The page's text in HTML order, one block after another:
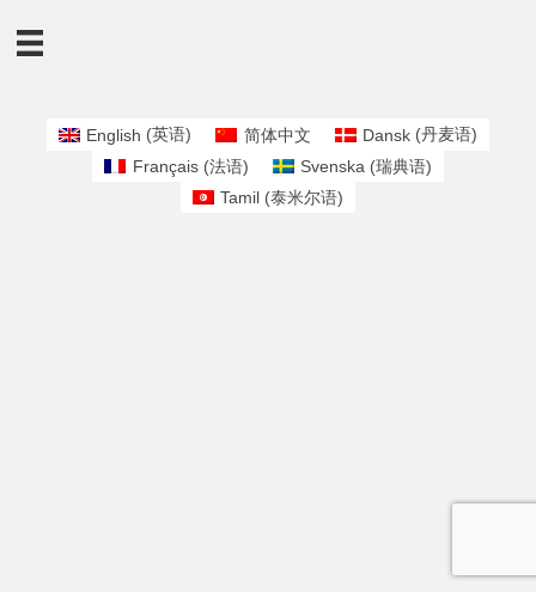
English (英语) 简体中文 Dansk (丹麦语)
Français(法语) Svenska (瑞典语)
Tamil (泰米尔语)